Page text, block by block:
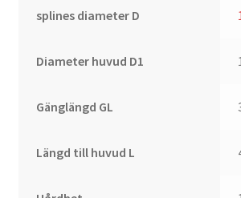
splines diameter D
Diameter huvud D1
Gänglängd GL
Längd till huvud L